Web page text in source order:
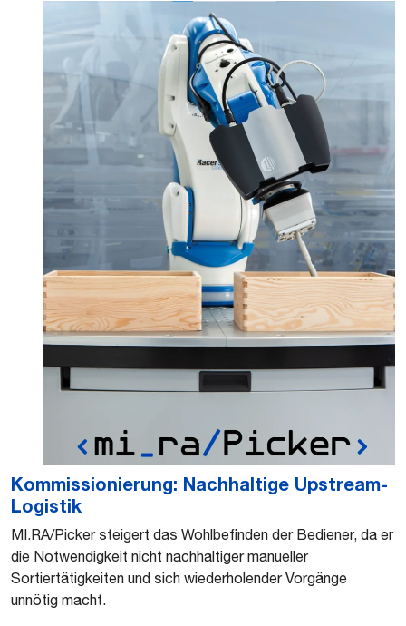
Kommissionierung: Nachhaltige Upstream-
Logistik
MI.RA/Picker steigert das Wohlbefinden der Bediener, da er
die Notwendigkeit nicht nachhaltiger manueller
Sortiertätigkeiten und sich wiederholender Vorgänge
unnötig macht.